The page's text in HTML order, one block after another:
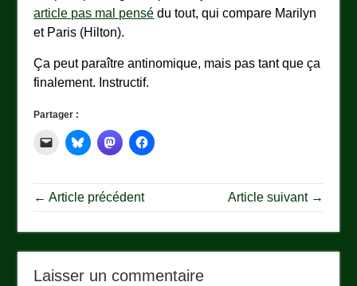
article pas mal pensé du tout, qui compare Marilyn
et Paris (Hilton).
Ça peut paraître antinomique, mais pas tant que ça
finalement. Instructif.
Partager :
← Article précédent Article suivant →
Laisser un commentaire